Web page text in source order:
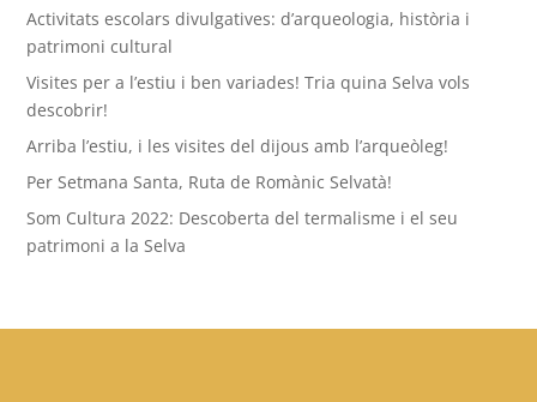
Activitats escolars divulgatives: d’arqueologia, història i
patrimoni cultural
Visites per a l’estiu i ben variades! Tria quina Selva vols
descobrir!
Arriba l’estiu, i les visites del dijous amb l’arqueòleg!
Per Setmana Santa, Ruta de Romànic Selvatà!
Som Cultura 2022: Descoberta del termalisme i el seu
patrimoni a la Selva